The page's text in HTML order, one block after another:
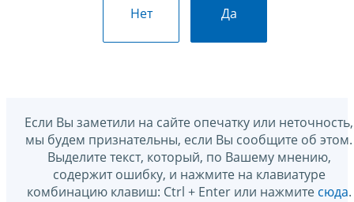
Нет Да
Если Вы заметили на сайте опечатку или неточность,
мы будем признательны, если Вы сообщите об этом.
Выделите текст, который, по Вашему мнению,
содержит ошибку, и нажмите на клавиатуре
комбинацию клавиш: Ctrl + Enter или нажмите сюда.